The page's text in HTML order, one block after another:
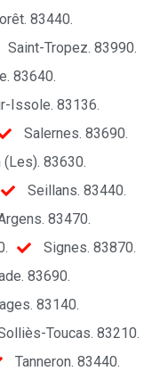
83440.
Saint-Tropez. 83990.
83640.
Issole. 83136.
Salernes. 83690.
83630.
Seillans. 83440.
83470.
Signes. 83870.
83690.
83140.
Toucas. 83210.
Tanneron. 83440.